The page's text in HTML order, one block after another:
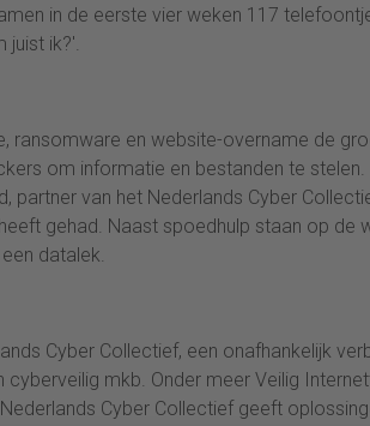
in de eerste vier weken 117
juist ik?'.
ransomware en website-overname de
om informatie en bestanden te
partner van het Nederlands Cyber
gehad. Naast spoedhulp staan op de
datalek.
Cyber Collectief, een onafhankelijk
mkb. Onder meer Veilig
Cyber Collectief geeft